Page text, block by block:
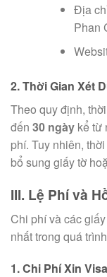
Địa
Phan
2. Thời Gian Xét
Theo quy định,
đến 30 ngày kể từ
phí. Tuy nhiên,
bổ sung giấy tờ
III. Lệ Phí và
Chi phí và các
nhất trong quá
1. Chi Phí Xin Visa